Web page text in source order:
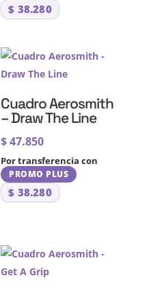
$ 38.280
Cuadro Aerosmith
– Draw The Line
$47.850
Por transferencia con
PROMO PLUS
$ 38.280